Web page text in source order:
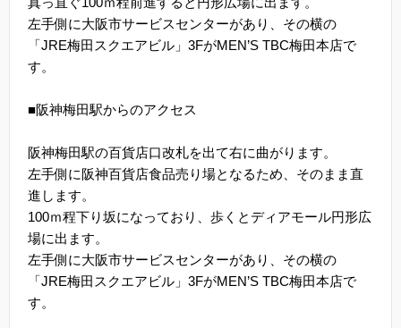
左手側に大阪市サービスセンターがあり、その横の
「JRE梅田スクエアビル」3FがMEN’S TBC梅田本店で
す。
■阪神梅田駅からのアクセス
阪神梅田駅の百貨店口改札を出て右に曲がります。
左手側に阪神百貨店食品売り場となるため、そのまま直
進します。
100ｍ程下り坂になっており、歩くとディアモール円形広
場に出ます。
左手側に大阪市サービスセンターがあり、その横の
「JRE梅田スクエアビル」3FがMEN’S TBC梅田本店で
す。